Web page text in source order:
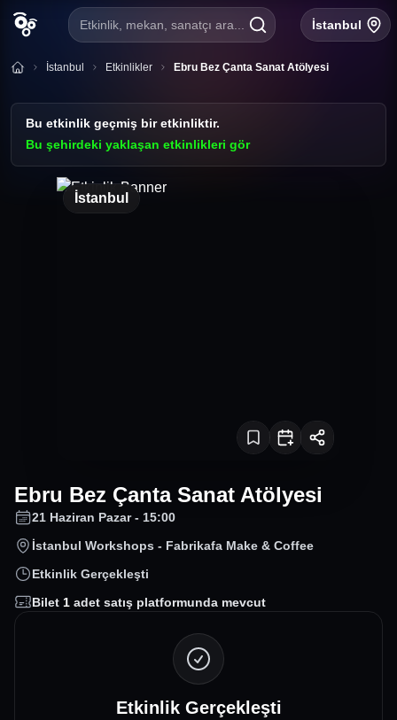
Etkinlik, mekan, sanatçı ara... İstanbul
İstanbul Etkinlikler Ebru Bez Çanta Sanat Atölyesi
Bu etkinlik geçmiş bir etkinliktir.
Bu şehirdeki yaklaşan etkinlikleri gör
İstanbul
Ebru Bez Çanta Sanat Atölyesi
21 Haziran Pazar - 15:00
İstanbul Workshops - Fabrikafa Make & Coffee
Etkinlik Gerçekleşti
Bilet 1 adet satış platformunda mevcut
Etkinlik Gerçekleşti